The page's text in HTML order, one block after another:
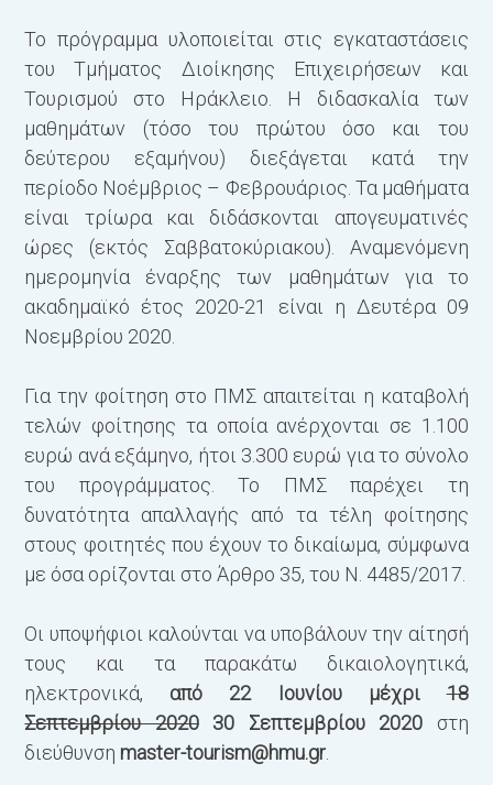
To πρόγραμμα υλοποιείται στις εγκαταστάσεις
του Τμήματος Διοίκησης Επιχειρήσεων και
Τουρισμού στο Ηράκλειο. Η διδασκαλία των
μαθημάτων (τόσο του πρώτου όσο και του
δεύτερου εξαμήνου) διεξάγεται κατά την
περίοδο Νοέμβριος – Φεβρουάριος. Τα μαθήματα
είναι τρίωρα και διδάσκονται απογευματινές
ώρες (εκτός Σαββατοκύριακου). Αναμενόμενη
ημερομηνία έναρξης των μαθημάτων για το
ακαδημαϊκό έτος 2020-21 είναι η Δευτέρα 09
Νοεμβρίου 2020.
Για την φοίτηση στο ΠΜΣ απαιτείται η καταβολή
τελών φοίτησης τα οποία ανέρχονται σε 1.100
ευρώ ανά εξάμηνο, ήτοι 3.300 ευρώ για το σύνολο
του προγράμματος. Το ΠΜΣ παρέχει τη
δυνατότητα απαλλαγής από τα τέλη φοίτησης
στους φοιτητές που έχουν το δικαίωμα, σύμφωνα
με όσα ορίζονται στο Άρθρο 35, του Ν. 4485/2017.
Οι υποψήφιοι καλούνται να υποβάλουν την αίτησή
τους και τα παρακάτω δικαιολογητικά,
ηλεκτρονικά, από 22 Ιουνίου μέχρι18
Σεπτεμβρίου 202030 Σεπτεμβρίου 2020 στη
διεύθυνσηmaster-tourism@hmu.gr.